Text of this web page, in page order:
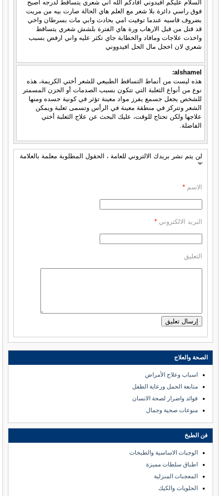
السلام عليكم افيدوني افادكم الله اني شعري يتساقط لدرجه اصبح
فوق راسي دائرة بلا شعر مع العلم هاي الحالة صارت بيه من مريت
بضروف قاسيه عندما توفيت امي بحادث وابي مات بسرطان واخي
قد قتل من قبل الارهاب ورة هاي الفترة بلشش شعري يتساقط
واخذت علاجات ومافاد والخطابة جاي تكثر عليه واني ارفض بسبب
شعري لان اخجل مال الحل افيدووني
alshamel:
هذه ليست من أنماط التساقط الطبيعي للشعر أختي الكريمة، هذه
نوع من أنواع الثعلبة التي تتكون بسبب الصدمات أو الحزن المسمتر
للشخص يجعل جسمع يفرز مواد معينة تؤثر في كونية جسده ومنها
الشعر وتتركز في منطقة معينة في الرأس وتسمى ثعلبة ويمكن
علاجها ولكن تحتاج للوقت، عليك البحث عن علاج الثعلبة أختي
الفاضلة.
لن يتم نشر بريدك الالتروني للعامة ، الحقول المطلوبة معلمة بالعلامة
'*'
الاسم *
البريد الالكتروني *
التعليق
الصحة والعلاج
اسباب وعلاج الأمراض
متابعة الحمل ورعاية الطفل
فوائد واضرار لصحة الانسان
منوعات صحية وجمال
فن الطبخ
الوجبات الاساسية والطبخات
اطباق سلطات مميزة
المعجنات المنزلية
الحلويات والكيك